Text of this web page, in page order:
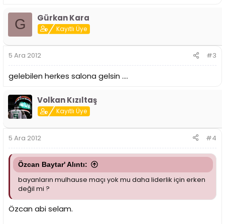
G Gürkan Kara
Kayıtlı Üye
5 Ara 2012 #3
gelebilen herkes salona gelsin ....
Volkan Kızıltaş
Kayıtlı Üye
5 Ara 2012 #4
Özcan Baytar' Alıntı:
bayanların mulhause maçı yok mu daha liderlik için erken
değil mi ?
Özcan abi selam.